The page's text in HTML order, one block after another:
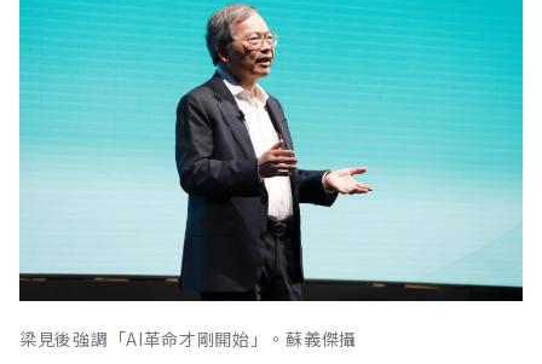
梁見後強調「AI革命才剛開始」。蘇義傑攝